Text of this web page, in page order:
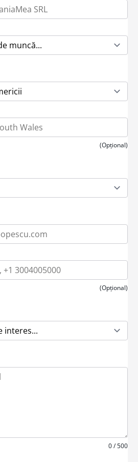
(Opțional)
(Opțional)
0 / 500